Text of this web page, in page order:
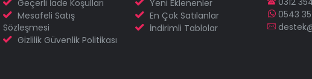
Geçerli İade Koşulları
Mesafeli Satış
Sözleşmesi
Gizlilik Güvenlik Politikası
Yeni Eklenenler
En Çok Satılanlar
İndirimli Tablolar
0543